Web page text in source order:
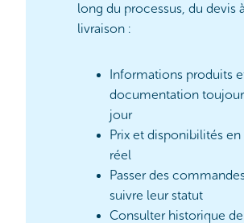
long du processus, du devis
livraison :
Informations produits
documentation
jour
Prix et disponibilités
réel
Passer des
suivre leur statut
Consulter historique de